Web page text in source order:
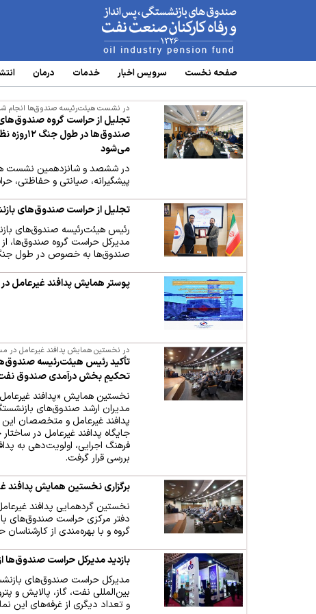
www.oipf.ir
صفحه نخست سرویس‌ اخبار خدمات درمان
در نشست هیئت‌رئیسه صندوق‌ها انجام
تجلیل از حراست گروه
می‌شود
در ششصد و شانزدهمین نشست
پیشگیرانه، صیانتی و حفاظتی،
تجلیل از حراست صندوق‌های
مدیرکل حراست گروه صندوق‌ها،
صندوق‌ها به خصوص در طول جنگ ۱۲ روزه قدردانی
پوستر همایش پدافند غیرعامل
در نخستین همایش پدافند غیرعامل
تأکید رئیس هیئت‌رئیسه
تحکیمِ بخش درآمدی صندوق
مدیران ارشد صندوق‌های
پدافند غیرعامل و متخصصان
جایگاه پدافند غیرعامل در
فرهنگ اجرایی، اولویت‌دهی به
بررسی قرار گرفت.
برگزاری نخستین همایش پدافند
دفتر مرکزی حراست صندوق‌های
گروه و با بهره‌مندی از
بازدید مدیرکل حراست
مدیرکل حراست صندوق‌های
بین‌المللی نفت، گاز، پالایش و
و تعداد دیگری از غرفه‌های این